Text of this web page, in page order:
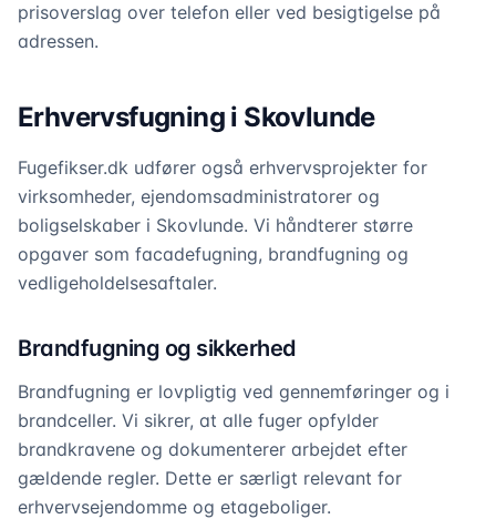
prisoverslag over telefon eller ved besigtigelse på
adressen.
Erhvervsfugning i Skovlunde
Fugefikser.dk udfører også erhvervsprojekter for
virksomheder, ejendomsadministratorer og
boligselskaber i Skovlunde. Vi håndterer større
opgaver som facadefugning, brandfugning og
vedligeholdelsesaftaler.
Brandfugning og sikkerhed
Brandfugning er lovpligtig ved gennemføringer og i
brandceller. Vi sikrer, at alle fuger opfylder
brandkravene og dokumenterer arbejdet efter
gældende regler. Dette er særligt relevant for
erhvervsejendomme og etageboliger.